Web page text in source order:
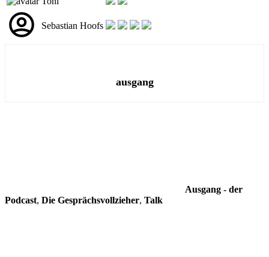
Sebastian Hoofs
ausgang
Ausgang - der
Podcast, Die Gesprächsvollzieher, Talk